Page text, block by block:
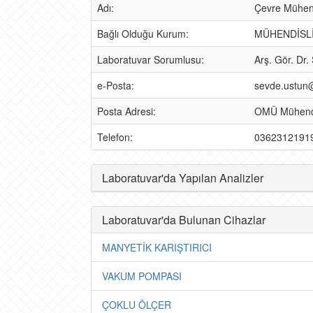
Adı:
Çevre
Bağlı Olduğu Kurum:
Laboratuvar Sorumlusu:
Arş. Gör. Dr.
e-Posta:
Posta Adresi:
OMÜ
Telefon:
Laboratuvar'da Yapılan Analizler
Laboratuvar'da Bulunan Cihazlar
MANYETİK KARIŞTIRICI
VAKUM POMPASI
ÇOKLU ÖLÇER